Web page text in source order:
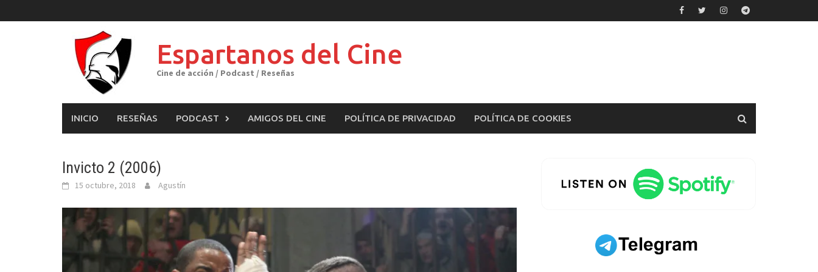
to
Espartanos del Cine
Cine de acción / Podcast / Reseñas
INICIO RESEÑAS PODCAST AMIGOS DEL CINE POLÍTICA DE PRIVACIDAD POLÍTICA DE COOKIES
Invicto 2 (2006)
15 octubre, 2018 Agustín